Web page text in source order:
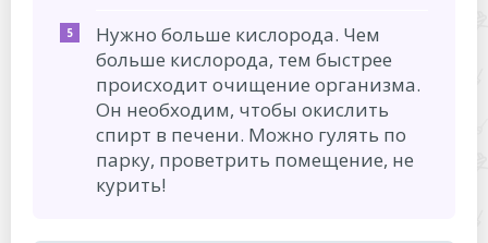
Нужно больше кислорода. Чем
больше кислорода, тем быстрее
происходит очищение организма.
Он необходим, чтобы окислить
спирт в печени. Можно гулять по
парку, проветрить помещение, не
курить!